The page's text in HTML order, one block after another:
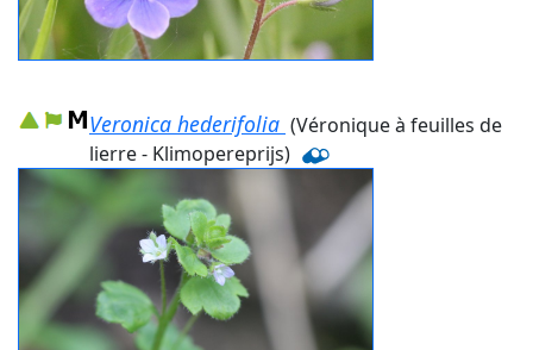
Veronica hederifolia (Véronique à feuilles de
lierre - Klimopereprijs)